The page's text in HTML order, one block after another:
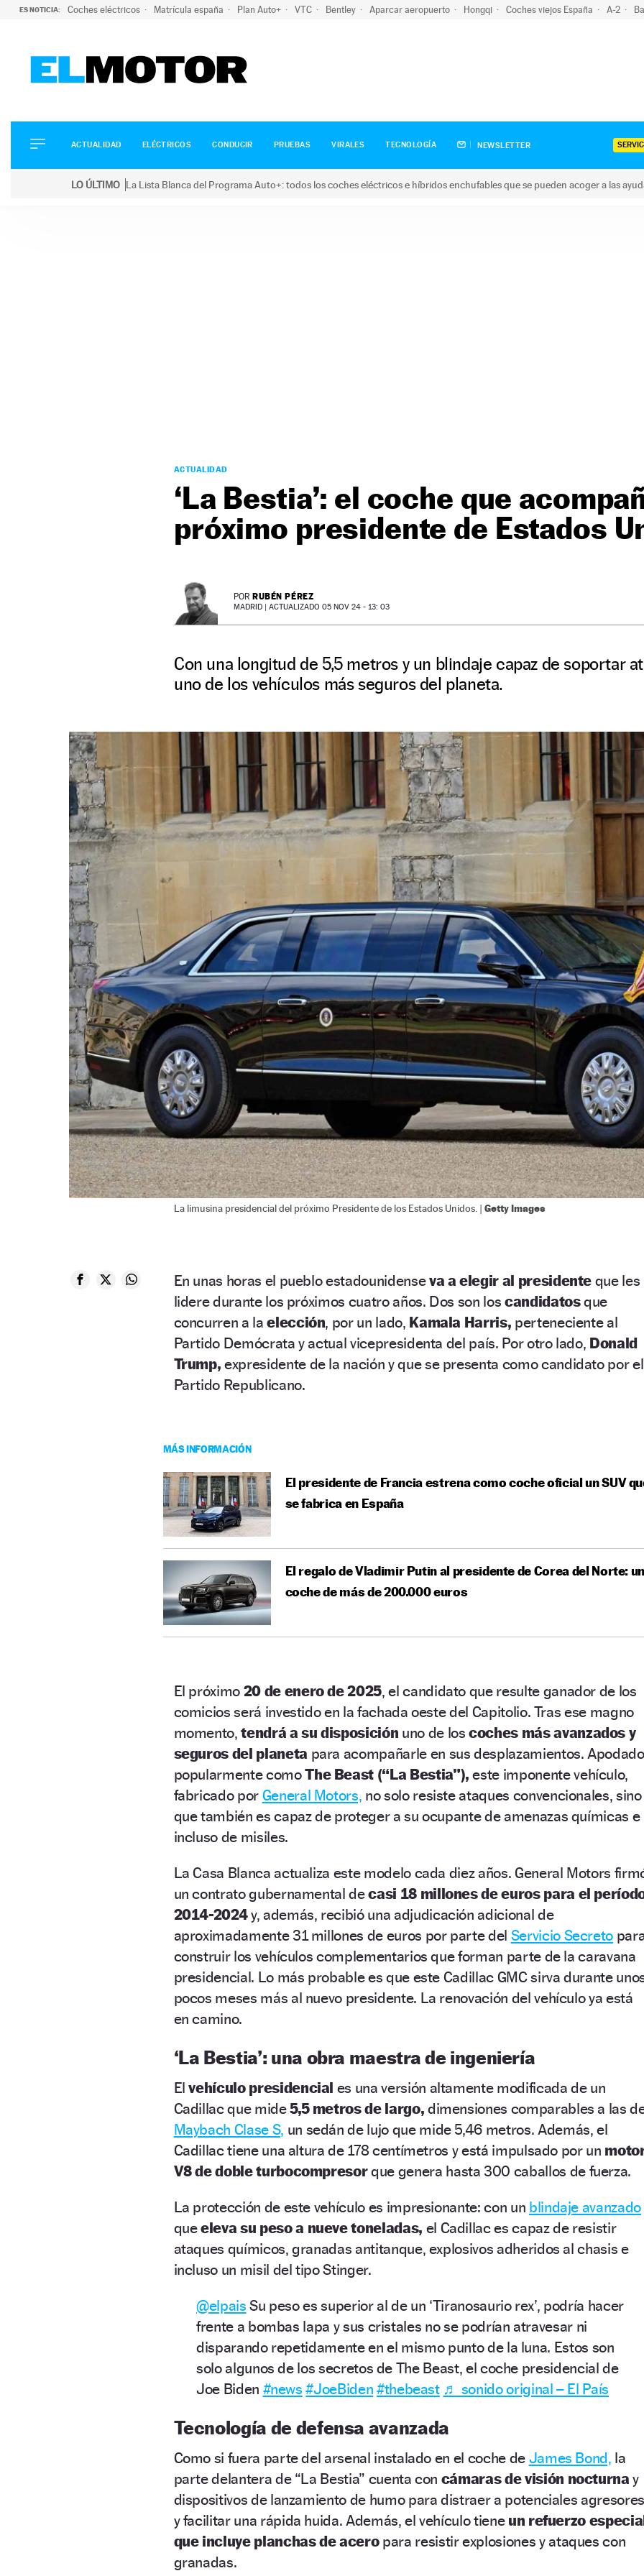
ES NOTICIA: Coches eléctricos Matrícula españa Plan Auto+ VTC Bentley Aparcar aeropuerto Hongqi Coches viejos España A-2
ELÉCTRICOS
CONDUCIR
ACTUALIDAD ELÉCTRICOS CONDUCIR PRUEBAS VIRALES TECNOLOGÍA NEWSLETTER
LO ÚLTIMO La Lista Blanca del Programa Auto+: todos los coches eléctricos e híbridos enchufables que se pueden acoger a las
ACTUALIDAD
‘La Bestia’: el coche que
próximo presidente de Estados
POR RUBÉN PÉREZ
MADRID | ACTUALIZADO 05 NOV 24 - 13: 03
Con una longitud de 5,5 metros y un blindaje capaz de soportar
uno de los vehículos más seguros del planeta.
La limusina presidencial del próximo Presidente de los Estados Unidos. | Getty Images
En unas horas el pueblo estadounidenseva a elegir al presidente que les
lidere durante los próximos cuatro años. Dos son los candidatosque
concurren a laelección, por un lado, Kamala Harris, perteneciente al
Partido Demócrata y actual vicepresidenta del país. Por otro lado, Donald
Trump, expresidente de la nación y que se presenta como candidato por el
Partido Republicano.
MÁS INFORMACIÓN
El presidente de Francia estrena como coche oficial un SUV
se fabrica en España
El regalo de Vladimir Putin al presidente de Corea del Norte: un
coche de más de 200.000 euros
El próximo 20 de enero de 2025, el candidato que resulte ganador de los
comicios será investido en la fachada oeste del Capitolio. Tras ese magno
momento,tendrá a su disposición uno de los coches más avanzados y
seguros del planeta para acompañarle en sus desplazamientos. Apodado
popularmente comoThe Beast (“La Bestia”),este imponente vehículo,
fabricado por General Motors, no solo resiste ataques convencionales, sino
que también es capaz de proteger a su ocupante de amenazas químicas e
incluso de misiles.
La Casa Blanca actualiza este modelo cada diez años. General Motors
un contrato gubernamental decasi 18 millones de euros para el
2014-2024y, además, recibió una adjudicación adicional de
aproximadamente 31 millones de euros por parte del Servicio Secreto
construir los vehículos complementarios que forman parte de la caravana
presidencial. Lo más probable es que este Cadillac GMC sirva durante
pocos meses más al nuevo presidente. La renovación del vehículo ya está
en camino.
‘La Bestia’: una obra maestra de ingeniería
El vehículo presidencial es una versión altamente modificada de un
Cadillac que mide5,5 metros de largo, dimensiones comparables a las
Maybach Clase S, un sedán de lujo que mide 5,46 metros. Además, el
Cadillac tiene una altura de 178 centímetros y está impulsado por un
V8 de doble turbocompresorque genera hasta 300 caballos de fuerza.
La protección de este vehículo es impresionante: con un blindaje avanzado
queeleva su peso a nueve toneladas, el Cadillac es capaz de resistir
ataques químicos, granadas antitanque, explosivos adheridos al chasis e
incluso un misil del tipo Stinger.
@elpais Su peso es superior al de un ‘Tiranosaurio rex’, podría hacer
frente a bombas lapa y sus cristales no se podrían atravesar ni
disparando repetidamente en el mismo punto de la luna. Estos son
solo algunos de los secretos de The Beast, el coche presidencial de
Joe Biden #news #JoeBiden #thebeast ♬ sonido original – El País
Tecnología de defensa avanzada
Como si fuera parte del arsenal instalado en el coche de James Bond, la
parte delantera de “La Bestia” cuenta con cámaras de visión nocturnay
dispositivos de lanzamiento de humo para distraer a potenciales agresores
y facilitar una rápida huida. Además, el vehículo tiene un refuerzo
que incluye planchas de aceropara resistir explosiones y ataques con
granadas.